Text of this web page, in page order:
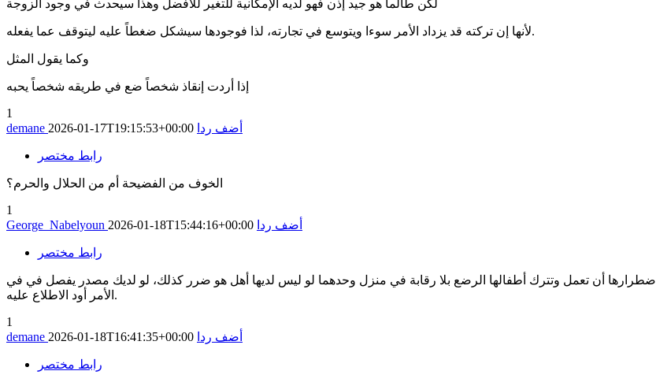
لكن طالما هو جيد إذن فهو لديه الإمكانية للتغير للأفضل وهذا سيحدث في وجود الزوجة
لأنها إن تركته قد يزداد الأمر سوءا ويتوسع في تجارته، لذا فوجودها سيشكل ضغطاً عليه ليتوقف عما يفعله.
وكما يقول المثل
إذا أردت إنقاذ شخصاً ضع في طريقه شخصاً يحبه
1
demane 2026-01-17T19:15:53+00:00 أضف ردا
رابط مختصر
الخوف من الفضيحة أم من الحلال والحرم؟
1
George_Nabelyoun 2026-01-18T15:44:16+00:00 أضف ردا
رابط مختصر
اضطرارها أن تعمل وتترك أطفالها الرضع بلا رقابة في منزل وحدهما لو ليس لديها أهل هو ضرر كذلك، لو لديك مصدر يفصل في في
الأمر أود الاطلاع عليه.
1
demane 2026-01-18T16:41:35+00:00 أضف ردا
رابط مختصر